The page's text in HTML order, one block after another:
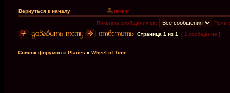
Вернуться к началу
Показать сообщения за:
Поле
Страница 1 из 1 [ 1 сообщение ]
Список форумов » Places » Wheel of Time